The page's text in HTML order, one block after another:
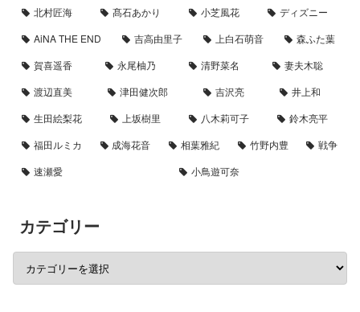
北村匠海
髙石あかり 小芝風花
ディズニー
AiNA THE END
吉高由里子 上白石萌音
森ふた葉
賀喜遥香
永尾柚乃 清野菜名
妻夫木聡
渡辺直美
津田健次郎 吉沢亮
井上和
生田絵梨花
上坂樹里 八木莉可子
鈴木亮平
福田ルミカ
成海花音 相葉雅紀 竹野内豊
戦争
速瀬愛
小鳥遊可奈
カテゴリー